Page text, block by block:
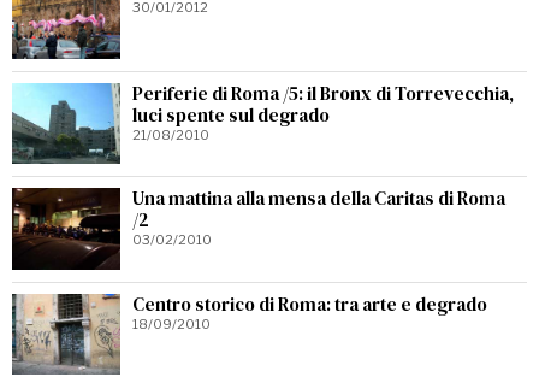
30/01/2012
Periferie di Roma /5: il Bronx di Torrevecchia,
luci spente sul degrado
21/08/2010
Una mattina alla mensa della Caritas di Roma
/2
03/02/2010
Centro storico di Roma: tra arte e degrado
18/09/2010